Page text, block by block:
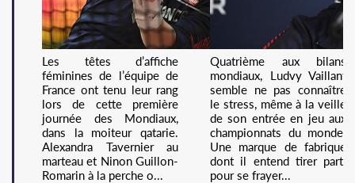
Les têtes d’affiche
féminines de l’équipe de
France ont tenu leur rang
lors de cette première
journée des Mondiaux,
dans la moiteur qatarie.
Alexandra Tavernier au
marteau et Ninon Guillon-
Romarin à la perche o...
Quatrième aux bilans
mondiaux, Ludvy Vaillant
semble ne pas connaître
le stress, même à la veille
de son entrée en jeu aux
championnats du monde.
Une marque de fabrique
dont il entend tirer parti
pour se frayer...